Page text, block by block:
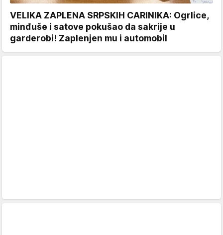
VELIKA ZAPLENA SRPSKIH CARINIKA: Ogrlice,
minđuše i satove pokušao da sakrije u
garderobi! Zaplenjen mu i automobil